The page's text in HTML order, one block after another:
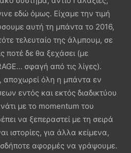
εδώ όμως. Είχαμε την τιμή
αυτή τη μπάντα το 2016,
τελευταίο της άλμπουμ, σε
ποτέ δε θα ξεχάσει (με
σφαγή από τις λίγες).
αποχωρεί όλη η μπάντα εν
εντός και εκτός διαδικτύου
με το momentum του
να ξεπεραστεί με τη σειρά
ιστορίες, για άλλα κείμενα,
αφορμές να γράψουμε.